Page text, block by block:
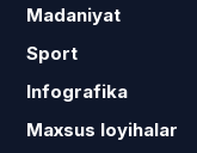
Madaniyat
Sport
Infografika
Maxsus loyihalar